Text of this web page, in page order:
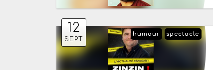
12
SEPT
spectacle
humour